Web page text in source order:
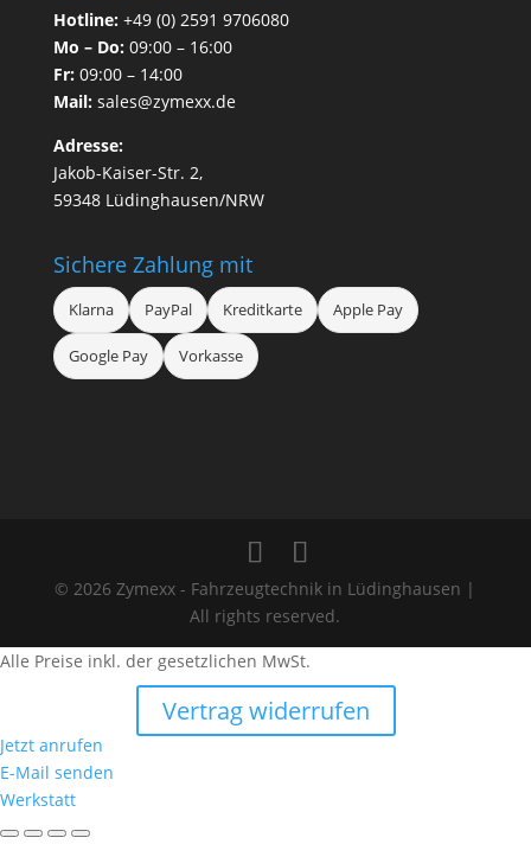
Hotline:+49 (0) 2591 9706080
Mo – Do:09:00 – 16:00
Fr:09:00 – 14:00
Mail:sales@zymexx.de
Adresse:
Jakob-Kaiser-Str. 2,
59348 Lüdinghausen/NRW
Sichere Zahlung mit
Klarna PayPal Kreditkarte Apple Pay
Google Pay Vorkasse
© 2026 Zymexx - Fahrzeugtechnik in Lüdinghausen |
All rights reserved.
Alle Preise inkl. der gesetzlichen MwSt.
Vertrag widerrufen
Jetzt anrufen
E-Mail senden
Werkstatt